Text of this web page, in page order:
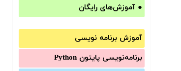
● آموزش‌های رایگان
آموزش برنامه نویسی
برنامه‌نویسی پایتون Python